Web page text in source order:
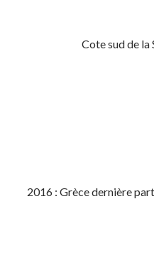
Cote sud de la
2016 : Grèce dernière